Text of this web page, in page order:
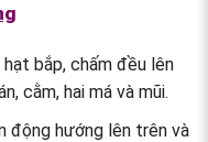
bắp, chấm đều lên
cằm, hai má và mũi.
động hướng lên trên và